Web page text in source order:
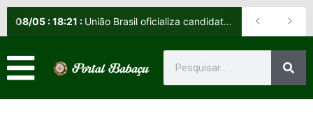
08/05 :18:21 : União Brasil oficializa candidatos e reafirma apoio a Orleans Brandão ao Governo do Maranhão